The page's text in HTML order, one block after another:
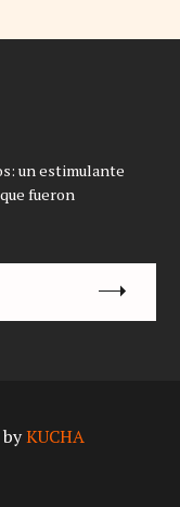
un estimulante
fueron
byKUCHA